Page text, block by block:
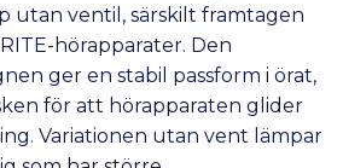
utan ventil, särskilt framtagen
hörapparater. Den
ger en stabil passform i örat,
för att hörapparaten glider
Variationen utan vent lämpar